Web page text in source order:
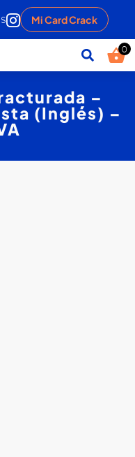
Mi Card Crack
0
–
(Inglés) –